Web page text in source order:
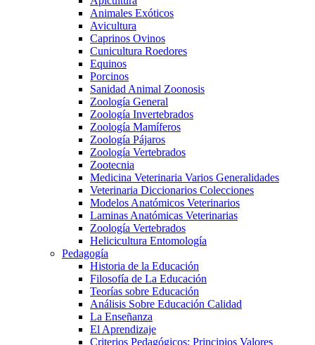
Animales Exóticos
Avicultura
Caprinos Ovinos
Cunicultura Roedores
Equinos
Porcinos
Sanidad Animal Zoonosis
Zoología General
Zoología Invertebrados
Zoología Mamíferos
Zoología Pájaros
Zoología Vertebrados
Zootecnia
Medicina Veterinaria Varios Generalidades
Veterinaria Diccionarios Colecciones
Modelos Anatómicos Veterinarios
Laminas Anatómicas Veterinarias
Zoología Vertebrados
Helicicultura Entomología
Pedagogía
Historia de la Educación
Filosofía de La Educación
Teorías sobre Educación
Análisis Sobre Educación Calidad
La Enseñanza
El Aprendizaje
Criterios Pedagógicos: Principios Valores